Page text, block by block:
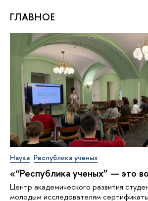
ГЛАВНОЕ
Наука Республика ученых
«“Республика ученых” — это
Центр академического развития
молодым исследователям